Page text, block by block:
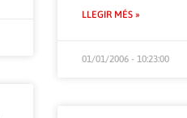
LLEGIR MÉS »
01/01/2006 - 10:23:00